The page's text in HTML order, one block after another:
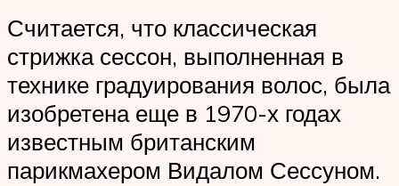
Считается, что классическая
стрижка сессон, выполненная в
технике градуирования волос, была
изобретена еще в 1970-х годах
известным британским
парикмахером Видалом Сессуном.